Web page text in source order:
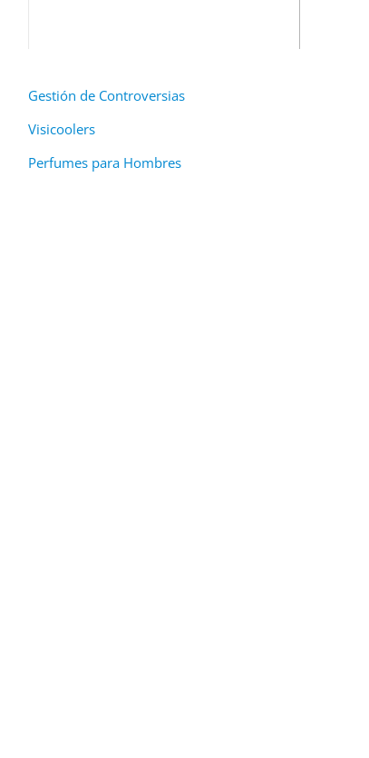
Gestión de Controversias
Visicoolers
Perfumes para Hombres